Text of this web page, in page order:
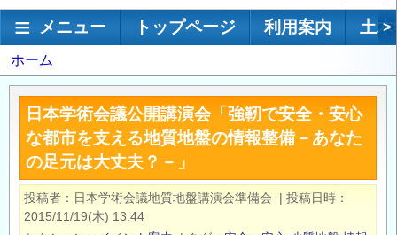
ン
移
索
メインナビゲーション
メニュー トップページ 利用案内 土 >
パ
ン
ず
ホーム
日本学術会議公開講演会「強靭で安全・安心
な都市を支える地質地盤の情報整備－あなた
の足元は大丈夫？－」
投稿者 日本学術会議地質地盤講演会準備会 | 投稿日時
2015/11/19(木) 13:44